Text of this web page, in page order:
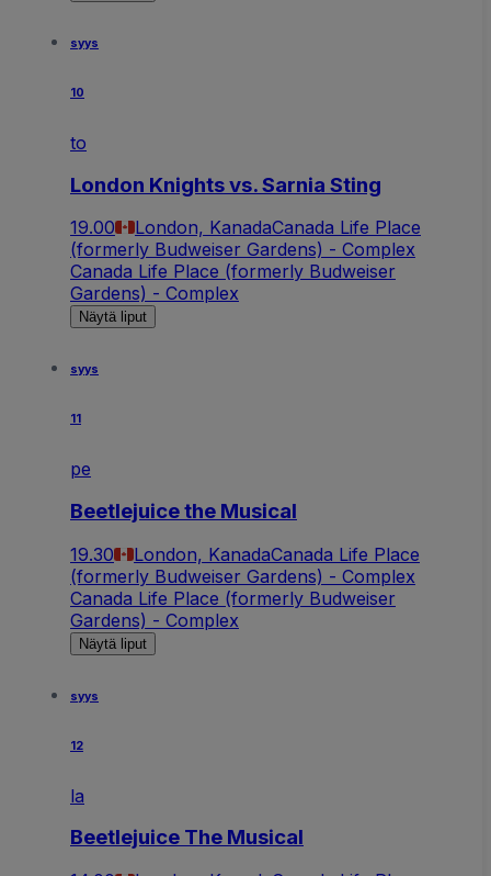
syys
10
to
London Knights vs. Sarnia Sting
19.00 London, KanadaCanada Life Place
(formerly Budweiser Gardens) - Complex
Canada Life Place (formerly Budweiser
Gardens) - Complex
Näytä liput
syys
11
pe
Beetlejuice the Musical
19.30 London, KanadaCanada Life Place
(formerly Budweiser Gardens) - Complex
Canada Life Place (formerly Budweiser
Gardens) - Complex
Näytä liput
syys
12
la
Beetlejuice The Musical